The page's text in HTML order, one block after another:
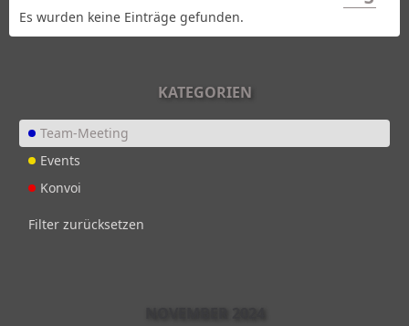
Es wurden keine Einträge gefunden.
KATEGORIEN
Team-Meeting
Events
Konvoi
Filter zurücksetzen